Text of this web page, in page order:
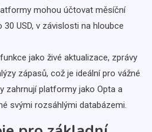
mohou účtovat měsíční
USD, v závislosti na hloubce
jako živé aktualizace, zprávy
zápasů, což je ideální pro vážné
zahrnují platformy jako Opta a
svými rozsáhlými databázemi.